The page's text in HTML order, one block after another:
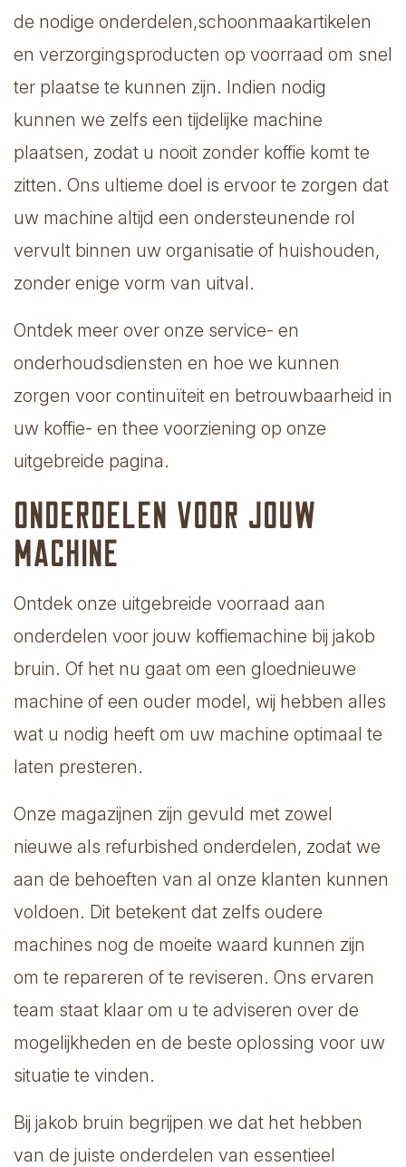
de nodige onderdelen,schoonmaakartikelen
en verzorgingsproducten op voorraad om snel
ter plaatse te kunnen zijn. Indien nodig
kunnen we zelfs een tijdelijke machine
plaatsen, zodat u nooit zonder koffie komt te
zitten. Ons ultieme doel is ervoor te zorgen dat
uw machine altijd een ondersteunende rol
vervult binnen uw organisatie of huishouden,
zonder enige vorm van uitval.
Ontdek meer over onze service- en
onderhoudsdiensten en hoe we kunnen
zorgen voor continuïteit en betrouwbaarheid in
uw koffie- en thee voorziening op onze
uitgebreide pagina.
Onderdelen voor jouw
machine
Ontdek onze uitgebreide voorraad aan
onderdelen voor jouw koffiemachine bij jakob
bruin. Of het nu gaat om een gloednieuwe
machine of een ouder model, wij hebben alles
wat u nodig heeft om uw machine optimaal te
laten presteren.
Onze magazijnen zijn gevuld met zowel
nieuwe als refurbished onderdelen, zodat we
aan de behoeften van al onze klanten kunnen
voldoen. Dit betekent dat zelfs oudere
machines nog de moeite waard kunnen zijn
om te repareren of te reviseren. Ons ervaren
team staat klaar om u te adviseren over de
mogelijkheden en de beste oplossing voor uw
situatie te vinden.
Bij jakob bruin begrijpen we dat het hebben
van de juiste onderdelen van essentieel